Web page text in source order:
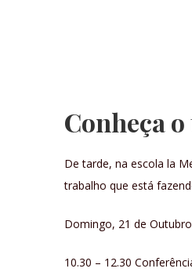
Conheça
De tarde, na escola la
trabalho que está
Domingo, 21 de
10.30 – 12.30